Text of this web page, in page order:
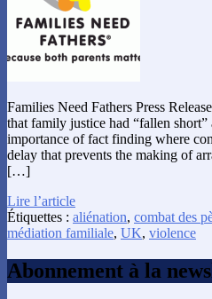
Families Need Fathers Press
that family justice had “fallen
importance of fact finding where
delay that prevents the making of
[…]
Lire l’article
Étiquettes : aliénation, combat des
médiation familiale, UK, violence
Abonnement à la